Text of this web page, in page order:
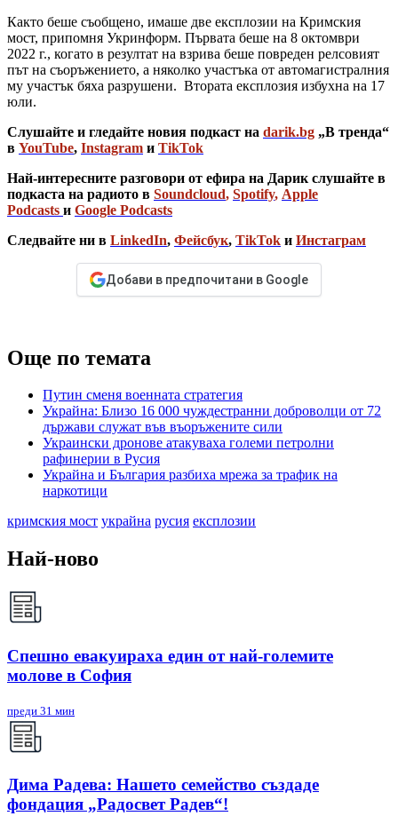
Както беше съобщено, имаше две експлозии на Кримския
мост, припомня Укринформ. Първата беше на 8 октомври
2022 г., когато в резултат на взрива беше повреден релсовият
път на съоръжението, а няколко участъка от автомагистралния
му участък бяха разрушени. Втората експлозия избухна на 17
юли.
Слушайте и гледайте новия подкаст на darik.bg „В тренда“
в YouTube, Instagram и TikTok
Най-интересните разговори от ефира на Дарик слушайте в
подкаста на радиото в Soundcloud, Spotify, Apple
Podcasts и Google Podcasts
Следвайте ни в LinkedIn, Фейсбук, TikTok и Инстаграм
Добави в предпочитани в Google
Още по темата
Путин сменя военната стратегия
Украйна: Близо 16 000 чуждестранни доброволци от 72
държави служат във въоръжените сили
Украински дронове атакуваха големи петролни
рафинерии в Русия
Украйна и България разбиха мрежа за трафик на
наркотици
кримския мост украйна русия експлозии
Най-ново
Спешно евакуираха един от най-големите
молове в София
преди 31 мин
Дима Радева: Нашето семейство създаде
фондация „Радосвет Радев“!